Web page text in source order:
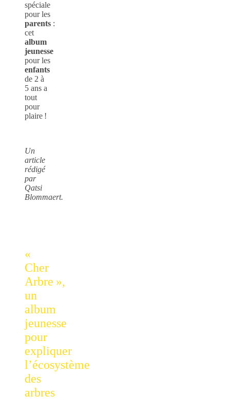
spéciale
pour les
parents :
cet
album
jeunesse
pour les
enfants
de 2 à
5 ans a
tout
pour
plaire !
Un
article
rédigé
par
Qatsi
Blommaert.
«
Cher
Arbre »,
un
album
jeunesse
pour
expliquer
l’écosystème
des
arbres